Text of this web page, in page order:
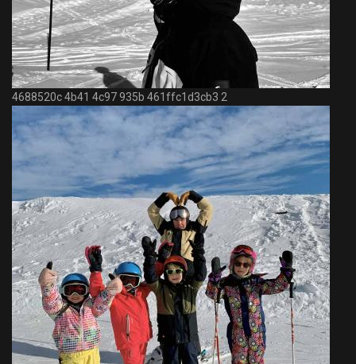
4688520c 4b41 4c97 935b 461ffc1d3cb3 2